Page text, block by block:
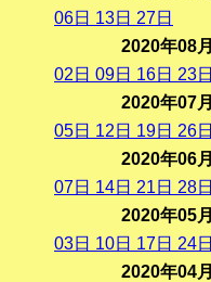
06日 13日 27日
2020年08月
02 日 09日 16日 23日
2020年07月
05日 12 日 19日 26日
2020年06月
07日 14日 21 日 28日
2020年05月
03日 10日 17日 24日
2020年04月